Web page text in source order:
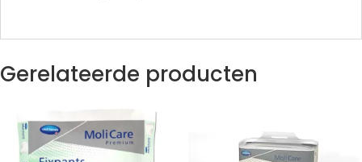
Gerelateerde producten